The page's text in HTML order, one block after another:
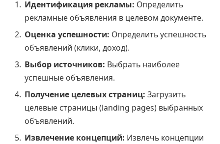
Идентификация рекламы: Определить
рекламные объявления в целевом документе.
Оценка успешности: Определить успешность
объявлений (клики, доход).
Выбор источников: Выбрать наиболее
успешные объявления.
Получение целевых страниц: Загрузить
целевые страницы (landing pages) выбранных
объявлений.
Извлечение концепций: Извлечь концепции